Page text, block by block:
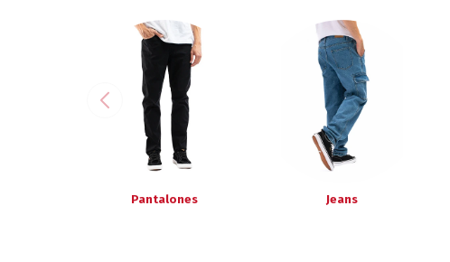
Pantalones Jeans